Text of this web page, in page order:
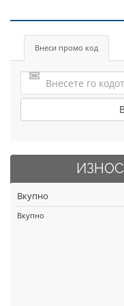
Внеси промо код
Вкупно
Вкупно